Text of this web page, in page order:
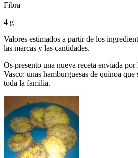
Fibra
4 g
Valores estimados a partir de los
las marcas y las cantidades.
Os presento una nueva receta enviada por
Vasco: unas hamburguesas de quinoa que
toda la familia.